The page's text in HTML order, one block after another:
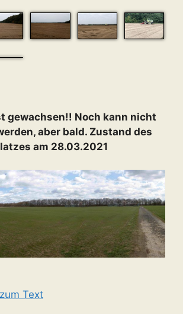
gewachsen!! Noch kann nicht
aber bald. Zustand des
am 28.03.2021
Text